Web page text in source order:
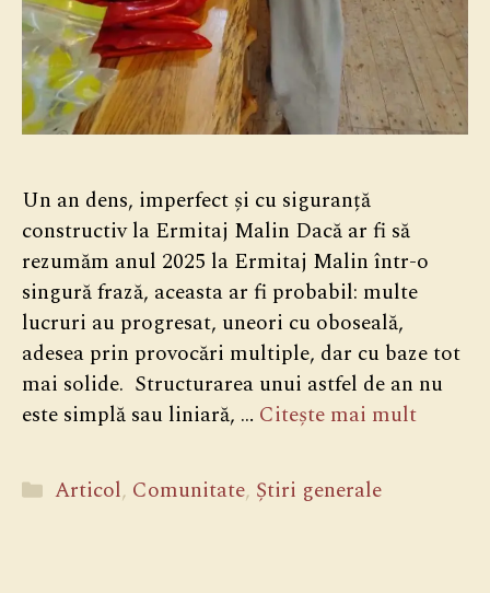
Un an dens, imperfect și cu siguranță
constructiv la Ermitaj Malin Dacă ar fi să
rezumăm anul 2025 la Ermitaj Malin într-o
singură frază, aceasta ar fi probabil: multe
lucruri au progresat, uneori cu oboseală,
adesea prin provocări multiple, dar cu baze tot
mai solide. Structurarea unui astfel de an nu
este simplă sau liniară, … Citește mai mult
Categorii
Articol, Comunitate, Știri generale